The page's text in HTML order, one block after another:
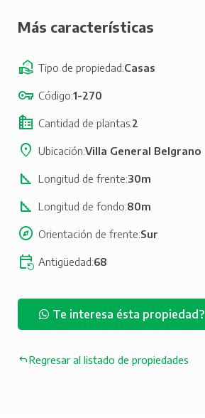
Más características
Tipo de propiedad Casas
Código 1-270
Cantidad de plantas 2
Ubicación Villa General Belgrano
Longitud de frente 30m
Longitud de fondo 80m
Orientación de frente Sur
Antigüedad 68
Te interesa ésta propiedad?
Regresar al listado de propiedades